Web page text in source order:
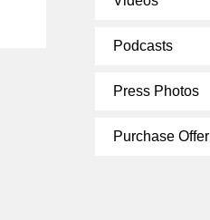
Podcasts
Press Photos
Purchase Offer